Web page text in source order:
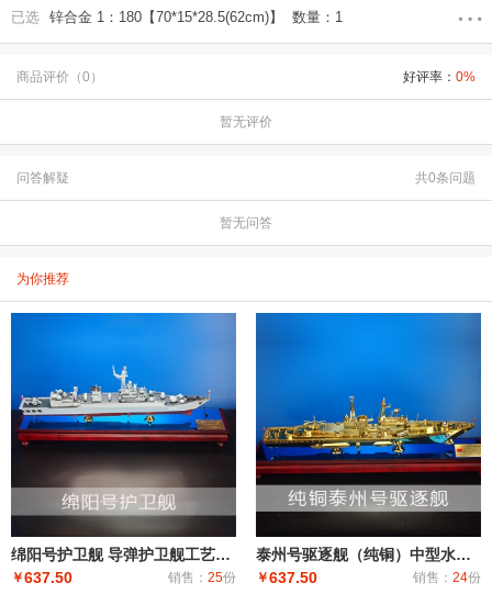
已选 锌合金 1：180【70*15*28.5(62cm)】 数量：1
商品评价（0） 好评率： 0%
暂无评价
问答解疑 共0条问题
暂无问答
为你推荐
绵阳号护卫舰 导弹护卫舰工艺船航模纪念摆件展览收藏品送礼
￥637.50 销售： 25份
泰州号驱逐舰（纯铜）中型水面舰艇 军事海军舰艇模型 工艺船航模纪念摆件展览收藏品送
￥637.50 销售： 24份